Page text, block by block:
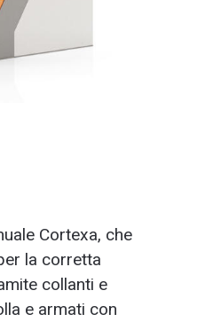
Cortexa, che
la corretta
collanti e
e armati con